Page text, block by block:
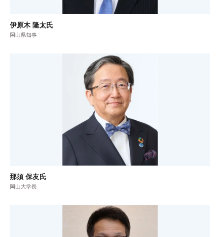
伊原木 隆太氏
岡山県知事
那須 保友氏
岡山大学長